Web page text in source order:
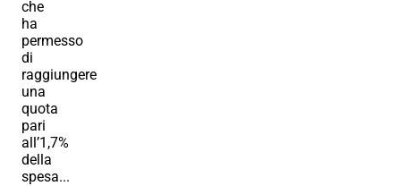
che
ha
permesso
di
raggiungere
una
quota
pari
all’1,7%
della
spesa...